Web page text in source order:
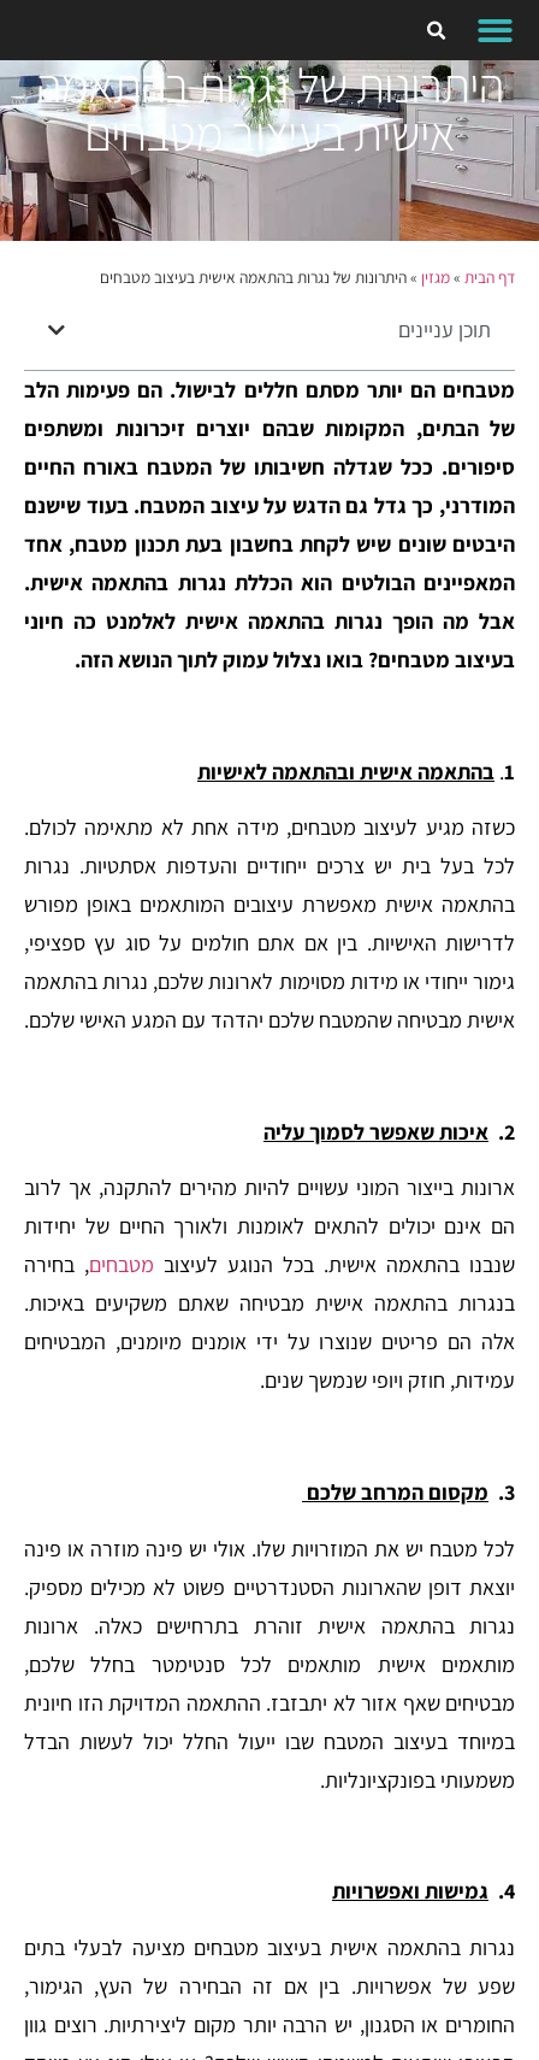
היתרונות של נגרות בהתאמה
אישית בעיצוב מטבחים
דף הבית »מגזין »היתרונות של נגרות בהתאמה אישית בעיצוב מטבחים
תוכן עניינים
מטבחים הם יותר מסתם חללים לבישול. הם פעימות הלב
של הבתים, המקומות שבהם יוצרים זיכרונות ומשתפים
סיפורים. ככל שגדלה חשיבותו של המטבח באורח החיים
המודרני, כך גדל גם הדגש על עיצוב המטבח. בעוד שישנם
היבטים שונים שיש לקחת בחשבון בעת תכנון מטבח, אחד
המאפיינים הבולטים הוא הכללת נגרות בהתאמה אישית.
אבל מה הופך נגרות בהתאמה אישית לאלמנט כה חיוני
בעיצוב מטבחים? בואו נצלול עמוק לתוך הנושא הזה.
1
. בהתאמה אישית ובהתאמה לאישיות
כשזה מגיע לעיצוב מטבחים, מידה אחת לא מתאימה לכולם.
לכל בעל בית יש צרכים ייחודיים והעדפות אסתטיות. נגרות
בהתאמה אישית מאפשרת עיצובים המותאמים באופן מפורש
לדרישות האישיות. בין אם אתם חולמים על סוג עץ ספציפי,
גימור ייחודי או מידות מסוימות לארונות שלכם, נגרות בהתאמה
אישית מבטיחה שהמטבח שלכם יהדהד עם המגע האישי שלכם.
2. איכות שאפשר לסמוך עליה
ארונות בייצור המוני עשויים להיות מהירים להתקנה, אך לרוב
הם אינם יכולים להתאים לאומנות ולאורך החיים של יחידות
שנבנו בהתאמה אישית. בכל הנוגע לעיצוב מטבחים, בחירה
בנגרות בהתאמה אישית מבטיחה שאתם משקיעים באיכות.
אלה הם פריטים שנוצרו על ידי אומנים מיומנים, המבטיחים
עמידות, חוזק ויופי שנמשך שנים.
3. מקסום המרחב שלכם
לכל מטבח יש את המוזרויות שלו. אולי יש פינה מוזרה או פינה
יוצאת דופן שהארונות הסטנדרטיים פשוט לא מכילים מספיק.
נגרות בהתאמה אישית זוהרת בתרחישים כאלה. ארונות
מותאמים אישית מותאמים לכל סנטימטר בחלל שלכם,
מבטיחים שאף אזור לא יתבזבז. ההתאמה המדויקת הזו חיונית
במיוחד בעיצוב המטבח שבו ייעול החלל יכול לעשות הבדל
משמעותי בפונקציונליות.
4. גמישות ואפשרויות
נגרות בהתאמה אישית בעיצוב מטבחים מציעה לבעלי בתים
שפע של אפשרויות. בין אם זה הבחירה של העץ, הגימור,
החומרים או הסגנון, יש הרבה יותר מקום ליצירתיות. רוצים גוון